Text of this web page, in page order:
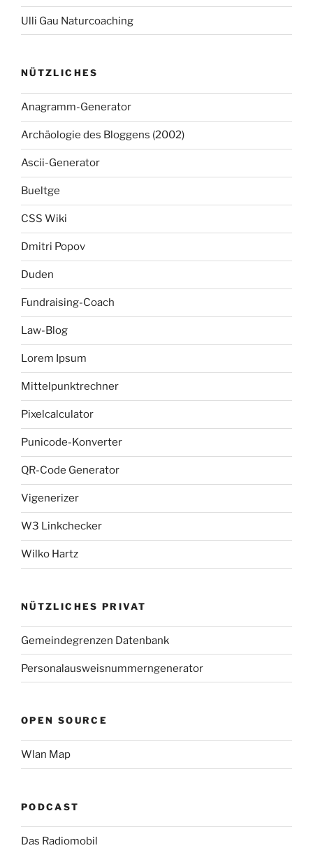
Ulli Gau Naturcoaching
NÜTZLICHES
Anagramm-Generator
Archäologie des Bloggens (2002)
Ascii-Generator
Bueltge
CSS Wiki
Dmitri Popov
Duden
Fundraising-Coach
Law-Blog
Lorem Ipsum
Mittelpunktrechner
Pixelcalculator
Punicode-Konverter
QR-Code Generator
Vigenerizer
W3 Linkchecker
Wilko Hartz
NÜTZLICHES PRIVAT
Gemeindegrenzen Datenbank
Personalausweisnummerngenerator
OPEN SOURCE
Wlan Map
PODCAST
Das Radiomobil